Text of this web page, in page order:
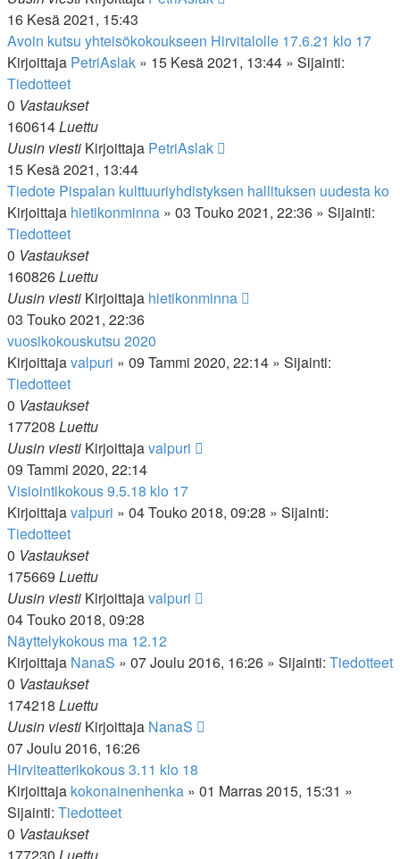
16 Kesä 2021, 15:43
Avoin kutsu yhteisökokoukseen Hirvitalolle 17.6.21 klo 17
Kirjoittaja PetriAslak » 15 Kesä 2021, 13:44 » Sijainti:
Tiedotteet
0 Vastaukset
160614Luettu
Uusin viesti Kirjoittaja PetriAslak
15 Kesä 2021, 13:44
Tiedote Pispalan kulttuuriyhdistyksen hallituksen uudesta ko
Kirjoittaja hietikonminna » 03 Touko 2021, 22:36 » Sijainti:
Tiedotteet
0 Vastaukset
160826Luettu
Uusin viesti Kirjoittaja hietikonminna
03 Touko 2021, 22:36
vuosikokouskutsu 2020
Kirjoittajavalpuri » 09 Tammi 2020, 22:14 » Sijainti:
Tiedotteet
0 Vastaukset
177208 Luettu
Uusin viesti Kirjoittajavalpuri
09 Tammi 2020, 22:14
Visiointikokous 9.5.18 klo 17
Kirjoittajavalpuri » 04 Touko 2018, 09:28 » Sijainti:
Tiedotteet
0 Vastaukset
175669 Luettu
Uusin viesti Kirjoittajavalpuri
04 Touko 2018, 09:28
Näyttelykokous ma 12.12
Kirjoittaja NanaS » 07 Joulu 2016, 16:26 » Sijainti: Tiedotteet
0 Vastaukset
174218 Luettu
Uusin viesti Kirjoittaja NanaS
07 Joulu 2016, 16:26
Hirviteatterikokous 3.11 klo 18
Kirjoittaja kokonainenhenka » 01 Marras 2015, 15:31 »
Sijainti: Tiedotteet
0 Vastaukset